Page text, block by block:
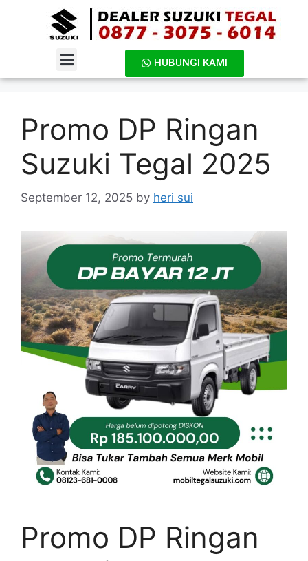
HUBUNGI KAMI
Promo DP Ringan
Suzuki Tegal 2025
September 12, 2025 by heri sui
Promo DP Ringan